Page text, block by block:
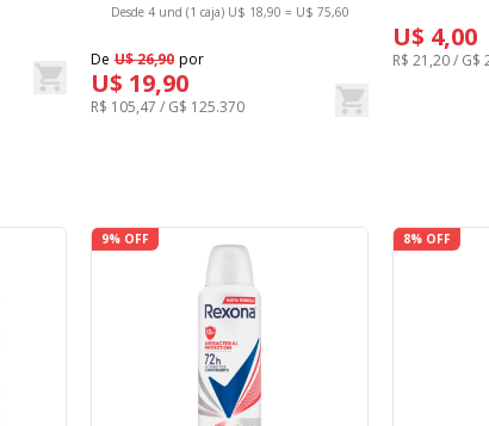
Desde 4 und (1 caja) U$ 18,90 = U$ 75,60
De U$ 26,90 por
U$ 19,90
R$ 105,47 / G$ 125.370
U$ 4,00
R$ 21,20 / G$
9% OFF 8% OFF